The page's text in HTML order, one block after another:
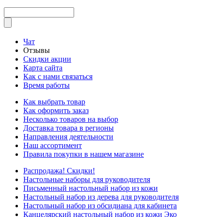
Чат
Отзывы
Скидки акции
Карта сайта
Как с нами связаться
Время работы
Как выбрать товар
Как оформить заказ
Несколько товаров на выбор
Доставка товара в регионы
Направления деятельности
Наш ассортимент
Правила покупки в нашем магазине
Распродажа! Скидки!
Настольные наборы для руководителя
Письменный настольный набор из кожи
Настольный набор из дерева для руководителя
Настольный набор из обсидиана для кабинета
Канцелярский настольный набор из кожи Эко